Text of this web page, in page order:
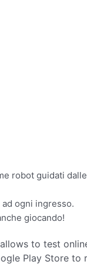
robot guidati
ogni ingresso.
giocando!
to test
Play Store to